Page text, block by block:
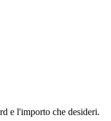
e l'importo che desideri.